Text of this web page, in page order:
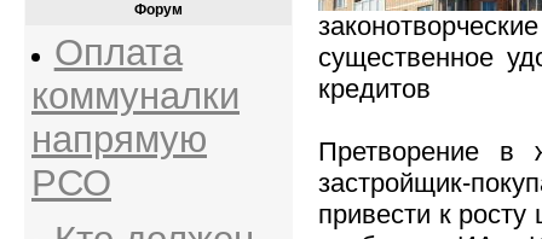
Форум
Оплата
коммуналки
напрямую
РСО
существенное
кредитов
Претворение в
застройщик-
привести к